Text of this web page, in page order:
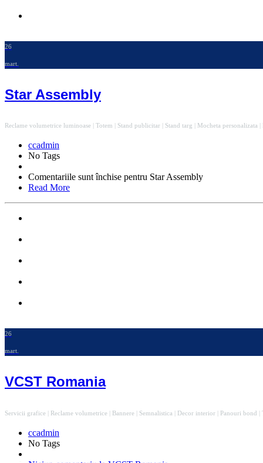
26
mart.
Star Assembly
Reclame volumetrice luminoase | Totem | Stand publicitar | Stand targ | Mocheta personalizata
ccadmin
No Tags
Comentariile sunt închise pentru Star Assembly
Read More
26
mart.
VCST Romania
Servicii grafice | Reclame volumetrice | Bannere | Semnalistica | Decor interior | Panouri bond
ccadmin
No Tags